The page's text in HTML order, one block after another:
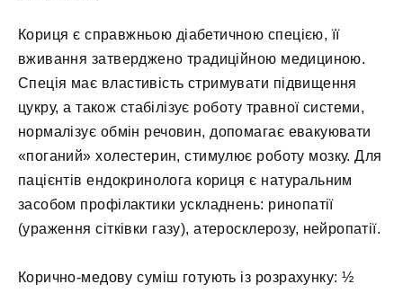
Кориця є справжньою діабетичною спецією, її
вживання затверджено традиційною медициною.
Спеція має властивість стримувати підвищення
цукру, а також стабілізує роботу травної системи,
нормалізує обмін речовин, допомагає евакуювати
«поганий» холестерин, стимулює роботу мозку. Для
пацієнтів ендокринолога кориця є натуральним
засобом профілактики ускладнень: ринопатії
(ураження сітківки газу), атеросклерозу, нейропатії.
Корично-медову суміш готують із розрахунку: ½